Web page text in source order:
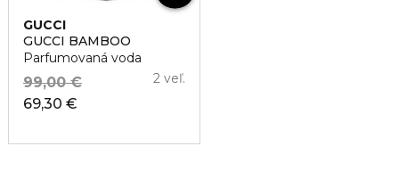
GUCCI
GUCCI BAMBOO
Parfumovaná voda
69,30 €
99,00 € 2 veľ.